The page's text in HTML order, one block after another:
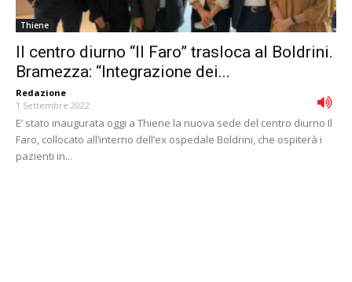
Thiene
Il centro diurno “Il Faro” trasloca al Boldrini.
Bramezza: “Integrazione dei...
Redazione -
1 Settembre 2022
E’ stato inaugurata oggi a Thiene la nuova sede del centro diurno Il
Faro, collocato all’interno dell’ex ospedale Boldrini, che ospiterà i
pazienti in...